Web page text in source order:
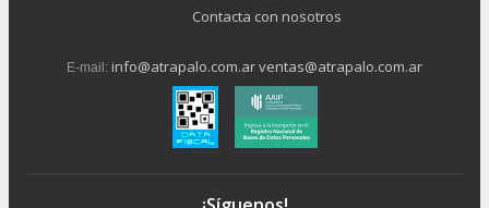
Contacta con nosotros
E-mail: info@atrapalo.com.arventas@atrapalo.com.ar